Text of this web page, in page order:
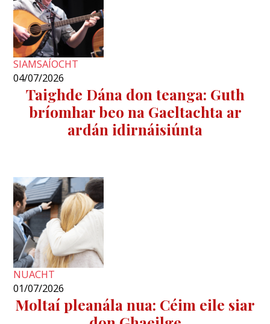
SIAMSAÍOCHT
04/07/2026
Taighde Dána don teanga: Guth
bríomhar beo na Gaeltachta ar
ardán idirnáisiúnta
NUACHT
01/07/2026
Moltaí pleanála nua: Céim eile siar